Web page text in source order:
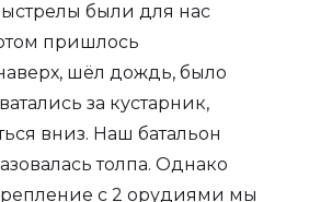
были для нас
пришлось
шёл дождь, было
за кустарник,
вниз. Наш батальон
толпа. Однако
с 2 орудиями мы